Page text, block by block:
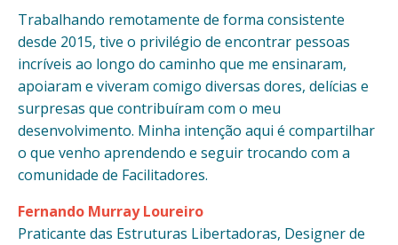
Trabalhando remotamente de forma consistente
desde 2015, tive o privilégio de encontrar pessoas
incríveis ao longo do caminho que me ensinaram,
apoiaram e viveram comigo diversas dores, delícias e
surpresas que contribuíram com o meu
desenvolvimento. Minha intenção aqui é compartilhar
o que venho aprendendo e seguir trocando com a
comunidade de Facilitadores.
Fernando Murray Loureiro
Praticante das Estruturas Libertadoras, Designer de